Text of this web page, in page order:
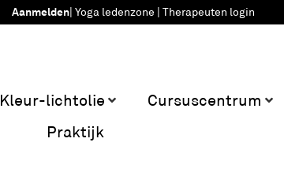
Aanmelden| Yoga ledenzone | Therapeuten login
Kleur-lichtolie Cursuscentrum
Praktijk